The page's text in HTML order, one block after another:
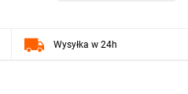
Wysyłka w 24h